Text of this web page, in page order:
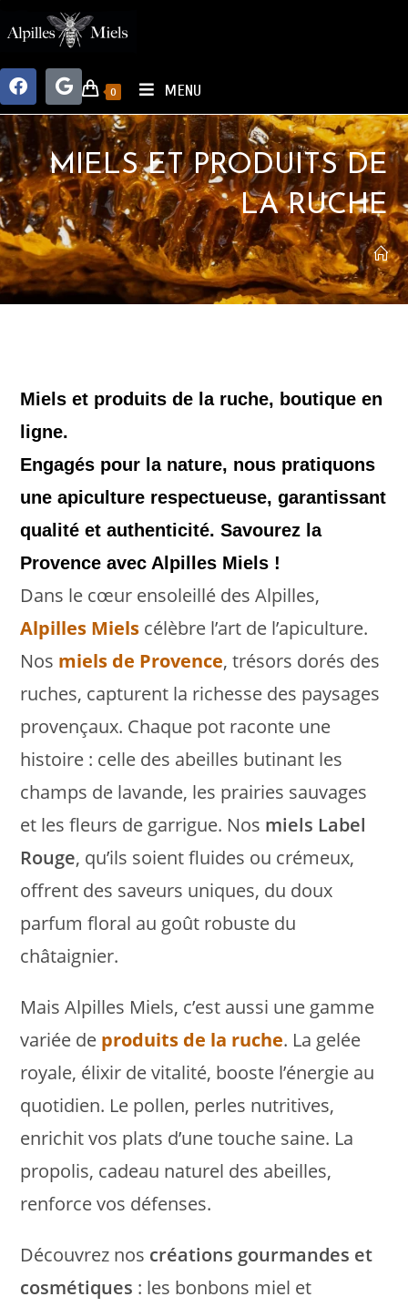
0 MENU
MIELS ET PRODUITS DE
LA RUCHE
Miels et produits de la ruche, boutique en
ligne.
Engagés pour la nature, nous pratiquons
une apiculture respectueuse, garantissant
qualité et authenticité. Savourez la
Provence avec Alpilles Miels !
Dans le cœur ensoleillé des Alpilles,
Alpilles Miels célèbre l’art de l’apiculture.
Nos miels de Provence, trésors dorés des
ruches, capturent la richesse des paysages
provençaux. Chaque pot raconte une
histoire : celle des abeilles butinant les
champs de lavande, les prairies sauvages
et les fleurs de garrigue. Nos miels Label
Rouge, qu’ils soient fluides ou crémeux,
offrent des saveurs uniques, du doux
parfum floral au goût robuste du
châtaignier.
Mais Alpilles Miels, c’est aussi une gamme
variée de produits de la ruche. La gelée
royale, élixir de vitalité, booste l’énergie au
quotidien. Le pollen, perles nutritives,
enrichit vos plats d’une touche saine. La
propolis, cadeau naturel des abeilles,
renforce vos défenses.
Découvrez nos créations gourmandes et
cosmétiques : les bonbons miel et